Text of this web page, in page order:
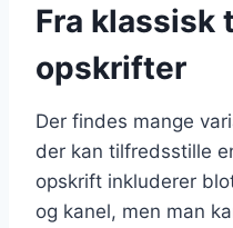
Fra klassisk
opskrifter
Der findes mange
der kan tilfredsstille
opskrift inkluderer
og kanel, men man